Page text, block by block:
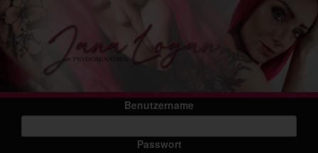
Benutzername
Passwort